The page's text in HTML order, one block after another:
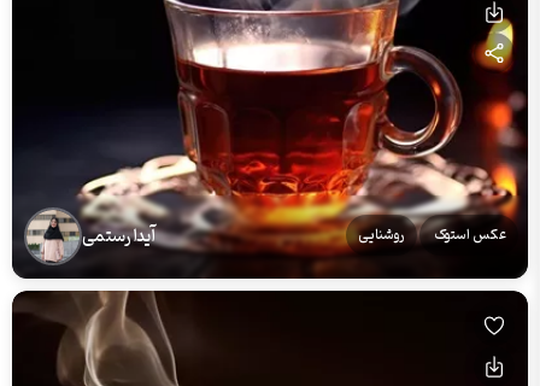
عکس‌ استوک روشنایی آیدا رستمی